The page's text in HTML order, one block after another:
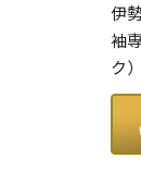
伊
袖
ク